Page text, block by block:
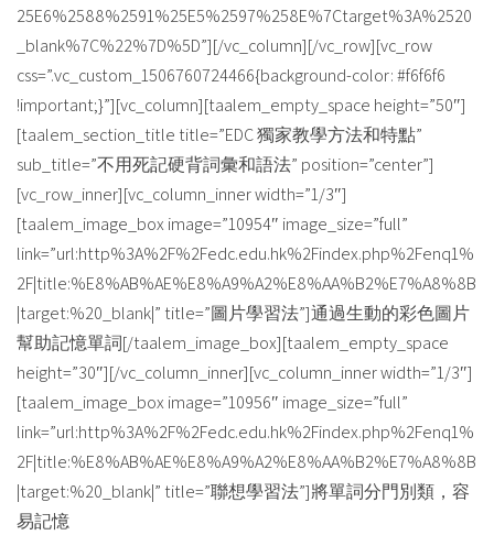
25E6%2588%2591%25E5%2597%258E%7Ctarget%3A%2520
_blank%7C%22%7D%5D”][/vc_column][/vc_row][vc_row
css=”.vc_custom_1506760724466{background-color: #f6f6f6
!important;}”][vc_column][taalem_empty_space height=”50″]
[taalem_section_title title=”EDC 獨家教學方法和特點”
sub_title=”不用死記硬背詞彙和語法” position=”center”]
[vc_row_inner][vc_column_inner width=”1/3″]
[taalem_image_box image=”10954″ image_size=”full”
link=”url:http%3A%2F%2Fedc.edu.hk%2Findex.php%2Fenq1%
2F|title:%E8%AB%AE%E8%A9%A2%E8%AA%B2%E7%A8%8B
|target:%20_blank|” title=”圖片學習法”]通過生動的彩色圖片
幫助記憶單詞[/taalem_image_box][taalem_empty_space
height=”30″][/vc_column_inner][vc_column_inner width=”1/3″]
[taalem_image_box image=”10956″ image_size=”full”
link=”url:http%3A%2F%2Fedc.edu.hk%2Findex.php%2Fenq1%
2F|title:%E8%AB%AE%E8%A9%A2%E8%AA%B2%E7%A8%8B
|target:%20_blank|” title=”聯想學習法”]將單詞分門別類，容
易記憶